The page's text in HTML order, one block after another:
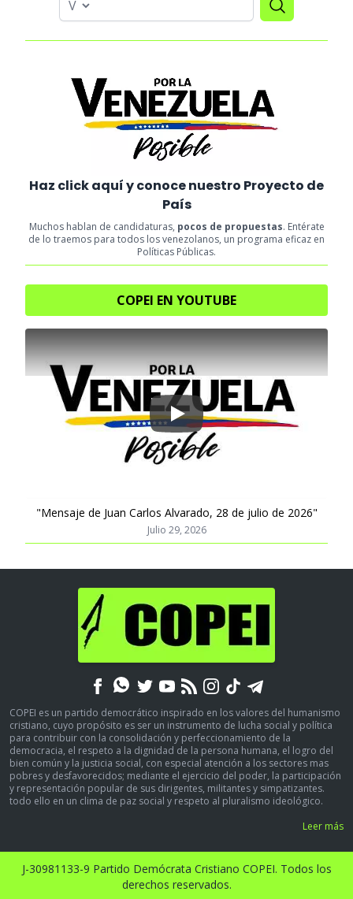
Haz click aquí y conoce nuestro Proyecto de
País
Muchos hablan de candidaturas, pocos de propuestas. Entérate
de lo traemos para todos los venezolanos, un programa eficaz en
Políticas Públicas.
COPEI EN YOUTUBE
Play
"Mensaje de Juan Carlos Alvarado, 28 de julio de 2026"
Julio 29, 2026
COPEI es un partido democrático inspirado en los valores del humanismo
cristiano, cuyo propósito es ser un instrumento de lucha social y política
para contribuir con la consolidación y perfeccionamiento de la
democracia, el respeto a la dignidad de la persona humana, el logro del
bien común y la justicia social, con especial atención a los sectores mas
pobres y desfavorecidos; mediante el ejercicio del poder, la participación
y representación popular de sus dirigentes, militantes y simpatizantes.
todo ello en un clima de paz social y respeto al pluralismo ideológico.
Leer más
J-30981133-9 Partido Demócrata Cristiano COPEI. Todos los
derechos reservados.